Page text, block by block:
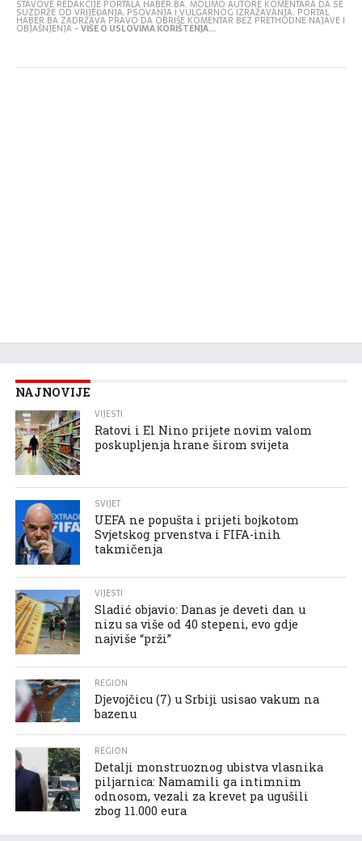
STAVOVE REDAKCIJE PORTALA HABER.BA. MOLIMO AUTORE KOMENTARA DA SE
SUZDRŽE OD VRIJEĐANJA, PSOVANJA I VULGARNOG IZRAŽAVANJA. PORTAL
HABER.BA ZADRŽAVA PRAVO DA OBRIŠE KOMENTAR BEZ PRETHODNE NAJAVE I
OBJAŠNJENJA -VIŠE O USLOVIMA KORIŠTENJA...
NAJNOVIJE
VIJESTI
Ratovi i El Nino prijete novim valom
poskupljenja hrane širom svijeta
SVIJET
UEFA ne popušta i prijeti bojkotom
Svjetskog prvenstva i FIFA-inih
takmičenja
VIJESTI
Sladić objavio: Danas je deveti dan u
nizu sa više od 40 stepeni, evo gdje
najviše “prži”
REGION
Djevojčicu (7) u Srbiji usisao vakum na
bazenu
REGION
Detalji monstruoznog ubistva vlasnika
piljarnica: Namamili ga intimnim
odnosom, vezali za krevet pa ugušili
zbog 11.000 eura